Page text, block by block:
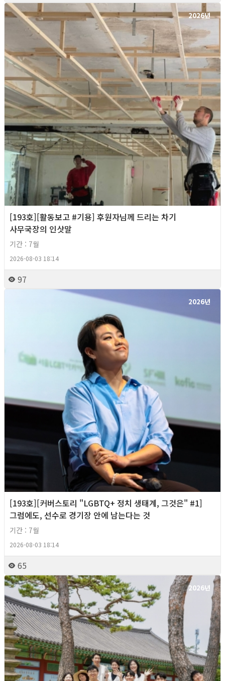
2026년
[193호][활동보고 #기용] 후원자님께 드리는 차기
사무국장의 인삿말
기간 : 7월
2026-08-03 18:14
97
2026년
[193호][커버스토리 "LGBTQ+ 정치 생태계, 그것은" #1]
그럼에도, 선수로 경기장 안에 남는다는 것
기간 : 7월
2026-08-03 18:14
65
2026년